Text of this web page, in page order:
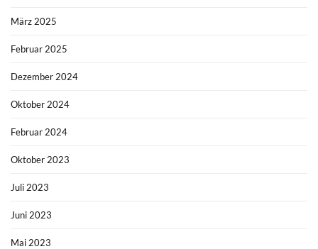
März 2025
Februar 2025
Dezember 2024
Oktober 2024
Februar 2024
Oktober 2023
Juli 2023
Juni 2023
Mai 2023